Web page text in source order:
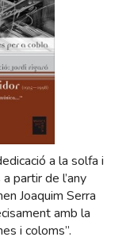
a la solfa i
partir de l’any
Joaquim Serra
amb la
i coloms”.